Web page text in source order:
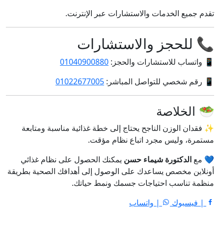
تقدم جميع الخدمات والاستشارات عبر الإنترنت.
📞 للحجز والاستشارات
📱 واتساب للاستشارات والحجز: 01040900880
📱 رقم شخصي للتواصل المباشر: 01022677005
🥗 الخلاصة
✨ فقدان الوزن الناجح يحتاج إلى خطة غذائية مناسبة ومتابعة
مستمرة، وليس مجرد اتباع نظام مؤقت.
💙 مع الدكتورة شيماء حسن يمكنك الحصول على نظام غذائي
أونلاين مخصص يساعدك على الوصول إلى أهدافك الصحية بطريقة
منظمة تناسب احتياجات جسمك ونمط حياتك.
| فيسبوك
| واتساب